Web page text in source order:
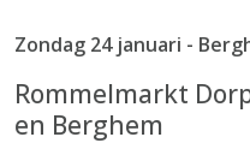
Zondag 24 januari -
Rommelmarkt
en Berghem